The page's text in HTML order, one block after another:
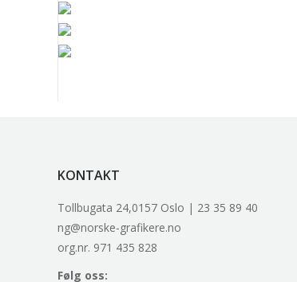
KONTAKT
Tollbugata 24,0157 Oslo | 23 35 89 40
ng@norske-grafikere.no
org.nr. 971 435 828
Følg oss: